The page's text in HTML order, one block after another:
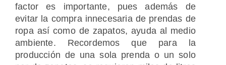
factor es importante, pues además de
evitar la compra innecesaria de prendas de
ropa así como de zapatos, ayuda al medio
ambiente. Recordemos que para la
producción de una sola prenda o un solo